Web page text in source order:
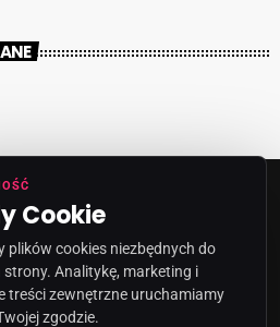
SPÓŁKA Z O.O
Cookie
plików cookies niezbędnych do
strony. Analitykę, marketing i
treści zewnętrzne uruchamiamy
zgodzie.